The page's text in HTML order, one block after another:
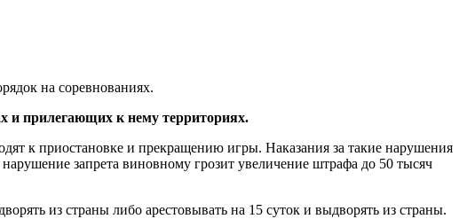
на соревнованиях.
и прилегающих к нему территориях.
к приостановке и прекращению игры. Наказания за такие нарушения
запрета виновному грозит увеличение штрафа до 50 тысяч
из страны либо арестовывать на 15 суток и выдворять из страны.